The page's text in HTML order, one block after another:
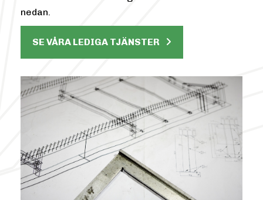
nedan.
SE VÅRA LEDIGA TJÄNSTER